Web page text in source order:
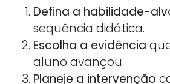
Defina a habilidade-
sequência didática.
Escolha a evidência
aluno avançou.
Planeje a intervenção